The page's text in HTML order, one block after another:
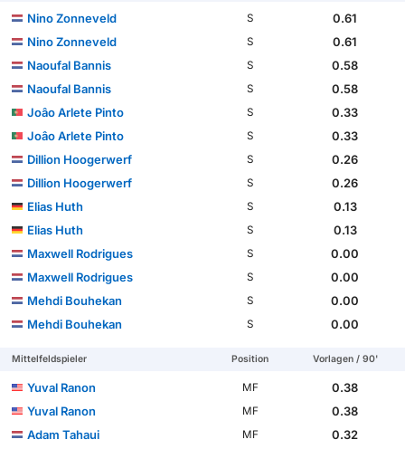
Nino Zonneveld S
0.61
Nino Zonneveld
S
0.61
Naoufal Bannis
S
0.58
Naoufal Bannis
S
0.58
Joâo Arlete Pinto
S
0.33
Joâo Arlete Pinto
S
0.33
Dillion Hoogerwerf
S
0.26
Dillion Hoogerwerf
S
0.26
Elias Huth
S
0.13
Elias Huth
S
0.13
Maxwell Rodrigues
S
0.00
Maxwell Rodrigues
S
0.00
Mehdi Bouhekan
S
0.00
Mehdi Bouhekan
S 0.00
Mittelfeldspieler Position Vorlagen / 90'
Yuval Ranon MF
0.38
Yuval Ranon
MF
0.38
Adam Tahaui
MF
0.32